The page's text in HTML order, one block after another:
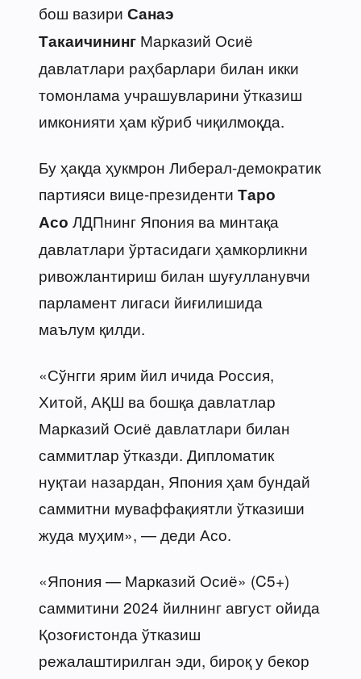
бош вазири Санаэ
Такаичининг Марказий Осиё
давлатлари раҳбарлари билан икки
томонлама учрашувларини ўтказиш
имконияти ҳам кўриб чиқилмоқда.
Бу ҳақда ҳукмрон Либерал-демократик
партияси вице-президенти Таро
Асо ЛДПнинг Япония ва минтақа
давлатлари ўртасидаги ҳамкорликни
ривожлантириш билан шуғулланувчи
парламент лигаси йиғилишида
маълум қилди.
«Сўнгги ярим йил ичида Россия,
Хитой, АҚШ ва бошқа давлатлар
Марказий Осиё давлатлари билан
саммитлар ўтказди. Дипломатик
нуқтаи назардан, Япония ҳам бундай
саммитни муваффақиятли ўтказиши
жуда муҳим», — деди Асо.
«Япония — Марказий Осиё» (C5+)
саммитини 2024 йилнинг август ойида
Қозоғистонда ўтказиш
режалаштирилган эди, бироқ у бекор